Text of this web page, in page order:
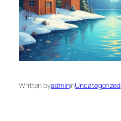
Written byadmininUncategorized